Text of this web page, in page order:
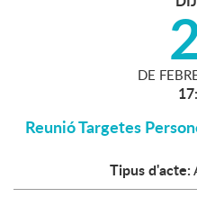
DE
Reunió Targetes
Tipus d'acte: